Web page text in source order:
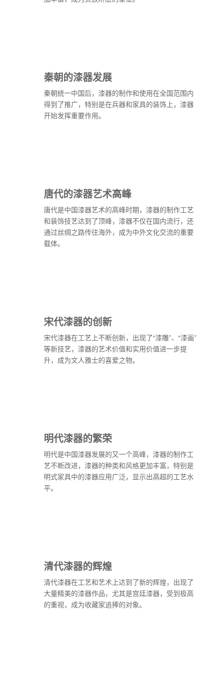
秦朝的漆器发展
秦朝统一中国后，漆器的制作和使用在全国范围内
得到了推广，特别是在兵器和家具的装饰上，漆器
开始发挥重要作用。
唐代的漆器艺术高峰
唐代是中国漆器艺术的高峰时期，漆器的制作工艺
和装饰技艺达到了顶峰，漆器不仅在国内流行，还
通过丝绸之路传往海外，成为中外文化交流的重要
载体。
宋代漆器的创新
宋代漆器在工艺上不断创新，出现了“漆雕”、“漆画”
等新技艺，漆器的艺术价值和实用价值进一步提
升，成为文人雅士的喜爱之物。
明代漆器的繁荣
明代是中国漆器发展的又一个高峰，漆器的制作工
艺不断改进，漆器的种类和风格更加丰富，特别是
明式家具中的漆器应用广泛，显示出高超的工艺水
平。
清代漆器的辉煌
清代漆器在工艺和艺术上达到了新的辉煌，出现了
大量精美的漆器作品，尤其是宫廷漆器，受到极高
的重视，成为收藏家追捧的对象。